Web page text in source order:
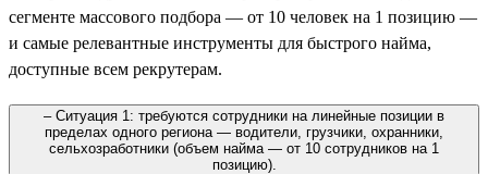
сегменте массового подбора — от 10 человек на 1 позицию —
и самые релевантные инструменты для быстрого найма,
доступные всем рекрутерам.
– Ситуация 1: требуются сотрудники на линейные позиции в
пределах одного региона — водители, грузчики, охранники,
сельхозработники (объем найма — от 10 сотрудников на 1
позицию).